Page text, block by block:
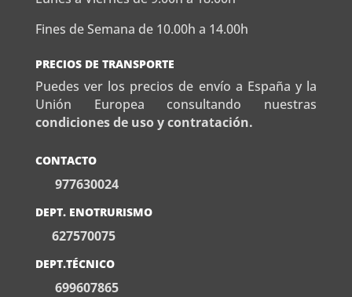
Fines de Semana de 10.00h a 14.00h
PRECIOS DE TRANSPORTE
Puedes ver los precios de envío a España y la
Unión Europea consultando nuestras
condiciones de uso y contratación.
CONTACTO
977630024
DEPT. ENOTRURISMO
627570075
DEPT.TÉCNICO
699607865